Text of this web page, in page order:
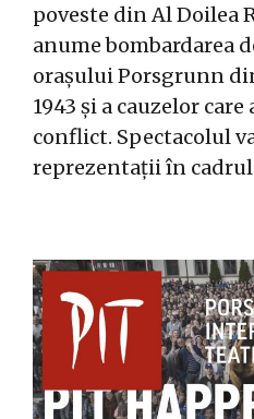
poveste din Al Doilea
anume bombardarea
orașului Porsgrunn
1943 și a cauzelor
conflict. Spectacolul
reprezentații în cadrul